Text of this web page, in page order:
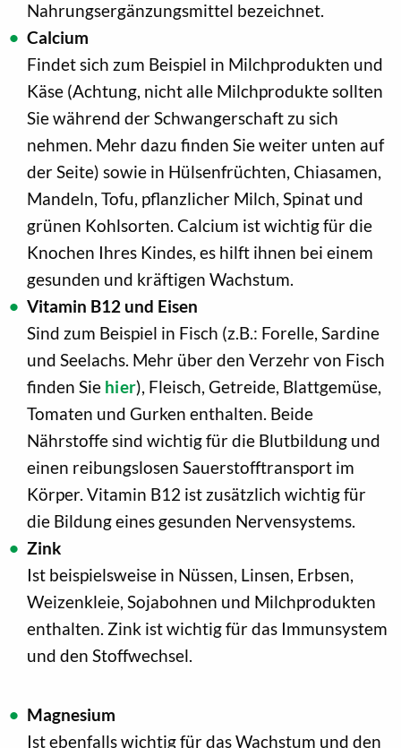
Nahrungsergänzungsmittel bezeichnet.
Calcium
Findet sich zum Beispiel in Milchprodukten und
Käse (Achtung, nicht alle Milchprodukte sollten
Sie während der Schwangerschaft zu sich
nehmen. Mehr dazu finden Sie weiter unten auf
der Seite) sowie in Hülsenfrüchten, Chiasamen,
Mandeln, Tofu, pflanzlicher Milch, Spinat und
grünen Kohlsorten. Calcium ist wichtig für die
Knochen Ihres Kindes, es hilft ihnen bei einem
gesunden und kräftigen Wachstum.
Vitamin B12 und Eisen
Sind zum Beispiel in Fisch (z.B.: Forelle, Sardine
und Seelachs. Mehr über den Verzehr von Fisch
finden Sie hier), Fleisch, Getreide, Blattgemüse,
Tomaten und Gurken enthalten. Beide
Nährstoffe sind wichtig für die Blutbildung und
einen reibungslosen Sauerstofftransport im
Körper. Vitamin B12 ist zusätzlich wichtig für
die Bildung eines gesunden Nervensystems.
Zink
Ist beispielsweise in Nüssen, Linsen, Erbsen,
Weizenkleie, Sojabohnen und Milchprodukten
enthalten. Zink ist wichtig für das Immunsystem
und den Stoffwechsel.
Magnesium
Ist ebenfalls wichtig für das Wachstum und den